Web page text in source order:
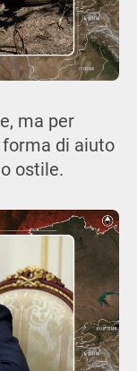
ma per
di aiuto
ostile.